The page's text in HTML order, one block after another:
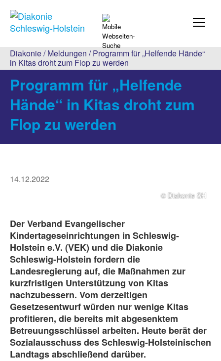
Diakonie/Meldungen / Programm für „Helfende Hände“
in Kitas droht zum Flop zu werden
Programm für „Helfende
Hände“ in Kitas droht zum
Flop zu werden
14.12.2022
© Diakonie SH
Der Verband Evangelischer
Kindertageseinrichtungen in Schleswig-
Holstein e.V. (VEK) und die Diakonie
Schleswig-Holstein fordern die
Landesregierung auf, die Maßnahmen zur
kurzfristigen Unterstützung von Kitas
nachzubessern. Vom derzeitigen
Gesetzesentwurf würden nur wenige Kitas
profitieren, die bereits mit abgesenktem
Betreuungsschlüssel arbeiten. Heute berät der
Sozialausschuss des Schleswig-Holsteinischen
Landtags abschließend darüber.